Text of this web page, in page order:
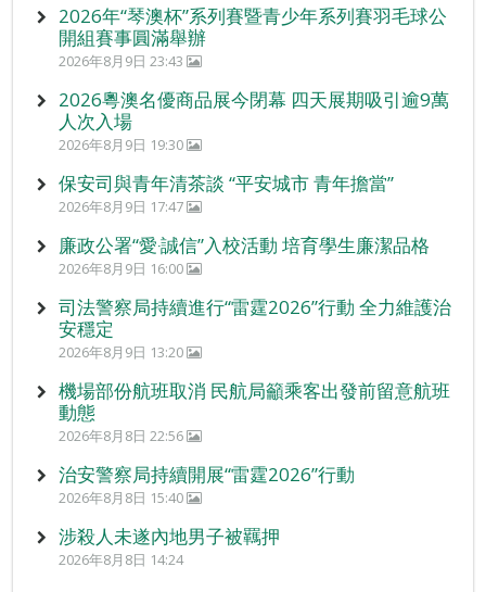
2026年“琴澳杯”系列賽暨青少年系列賽羽毛球公
開組賽事圓滿舉辦
2026年8月9日 23:43
2026粵澳名優商品展今閉幕 四天展期吸引逾9萬
人次入場
2026年8月9日 19:30
保安司與青年清茶談 “平安城市 青年擔當”
2026年8月9日 17:47
廉政公署“愛‧誠信”入校活動 培育學生廉潔品格
2026年8月9日 16:00
司法警察局持續進行“雷霆2026”行動 全力維護治
安穩定
2026年8月9日 13:20
機場部份航班取消 民航局籲乘客出發前留意航班
動態
2026年8月8日 22:56
治安警察局持續開展“雷霆2026”行動
2026年8月8日 15:40
涉殺人未遂內地男子被羈押
2026年8月8日 14:24